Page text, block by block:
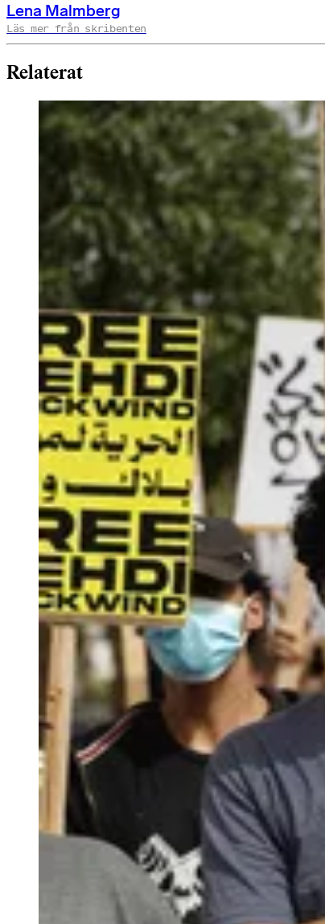
Lena Malmberg
Läs mer från skribenten
Relaterat